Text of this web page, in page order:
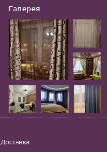
Галерея
Доставка